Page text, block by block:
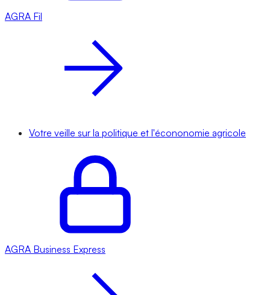
AGRA Fil
Votre veille sur la politique et l'écononomie agricole
AGRA Business Express